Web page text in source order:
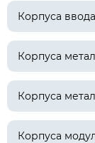
Корпуса
Корпуса
Корпуса
Корпуса